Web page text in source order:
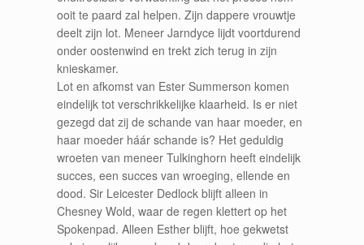
ooit te paard zal helpen. Zijn dappere vrouwtje
deelt zijn lot. Meneer Jarndyce lijdt voortdurend
onder oostenwind en trekt zich terug in zijn
knieskamer.
Lot en afkomst van Ester Summerson komen
eindelijk tot verschrikkelijke klaarheid. Is er niet
gezegd dat zij de schande van haar moeder, en
haar moeder háár schande is? Het geduldig
wroeten van meneer Tulkinghorn heeft eindelijk
succes, een succes van wroeging, ellende en
dood. Sir Leicester Dedlock blijft alleen in
Chesney Wold, waar de regen klettert op het
Spokenpad. Alleen Esther blijft, hoe gekwetst